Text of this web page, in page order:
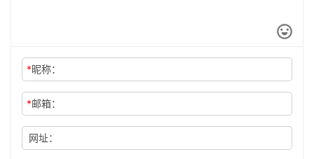
*昵称：
*邮箱：
网址：